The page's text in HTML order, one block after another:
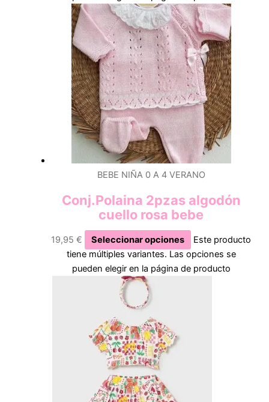
BEBE NIÑA 0 A 4 VERANO
Conj.Polaina 2pzas algodón
cuello rosa bebe
19,95€ Seleccionar opciones
Este producto
tiene múltiples variantes. Las opciones se
pueden elegir en la página de producto